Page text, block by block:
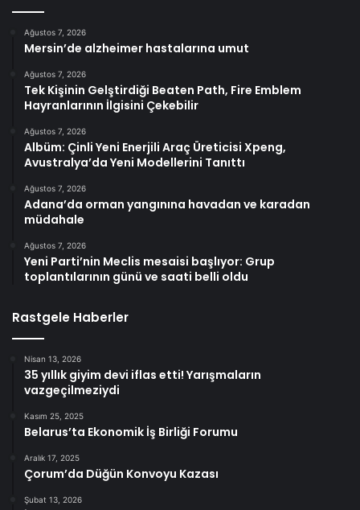
Ağustos 7, 2026
Mersin’de alzheimer hastalarına umut
Ağustos 7, 2026
Tek Kişinin Gelştirdiği Beaten Path, Fire Emblem
Hayranlarının İlgisini Çekebilir
Ağustos 7, 2026
Albüm: Çinli Yeni Enerjili Araç Üreticisi Xpeng,
Avustralya’da Yeni Modellerini Tanıttı
Ağustos 7, 2026
Adana’da orman yangınına havadan ve karadan
müdahale
Ağustos 7, 2026
Yeni Parti’nin Meclis mesaisi başlıyor: Grup
toplantılarının günü ve saati belli oldu
Rastgele Haberler
Nisan 13, 2026
35 yıllık giyim devi iflas etti! Yarışmaların
vazgeçilmeziydi
Kasım 25, 2025
Belarus’ta Ekonomik İş Birliği Forumu
Aralık 17, 2025
Çorum’da Düğün Konvoyu Kazası
Şubat 13, 2026